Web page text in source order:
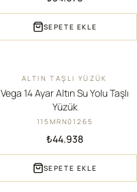
SEPETE EKLE
YENIALTIN TAŞLI YÜZÜK
Vega 14 Ayar Altın Su Yolu Taşlı
Yüzük
115MRN01265
₺44.938
SEPETE EKLE